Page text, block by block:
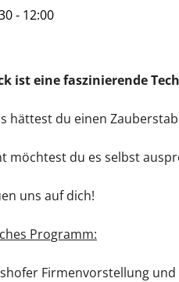
- 12:00
ist eine faszinierende
hättest du einen
möchtest du es selbst
uns auf dich!
Programm:
Firmenvorstellung